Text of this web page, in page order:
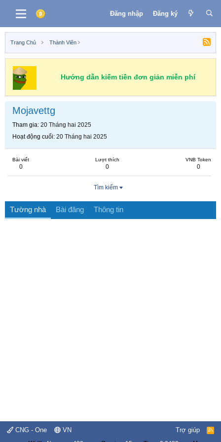
Đăng nhập Đăng ký
Trang Chủ Thành Viên
Hướng dẫn kiếm tiền đơn giản miễn phí
Mojavettg
Tham gia 20 Tháng hai 2025
Hoạt động cuối 20 Tháng hai 2025
Bài viết
0
Lượt thích
0
VNB Token
0
Tìm kiếm
Tường nhà Bài đăng Thông tin
CNG - One VN Trợ giúp
R